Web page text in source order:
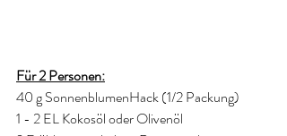
Für 2 Personen:
40 g SonnenblumenHack (1/2 Packung)
1 - 2 EL Kokosöl oder Olivenöl